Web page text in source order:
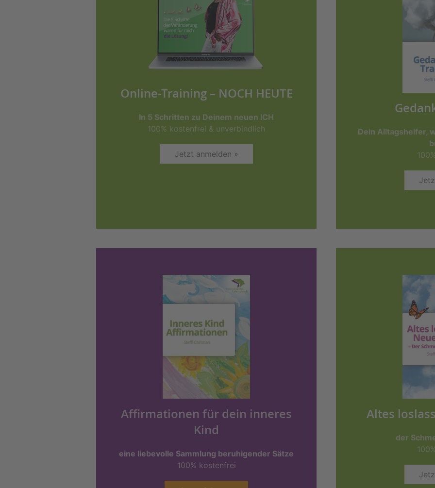
Online-Training – NOCH HEUTE
In 5 Schritten zu Deinem neuen ICH
100% kostenfrei & unverbindlich
Jetzt anmelden »
Dein Alltagshelfer,
Affirmationen für dein inneres
Kind
eine liebevolle Sammlung beruhigender Sätze
100% kostenfrei
Altes
der